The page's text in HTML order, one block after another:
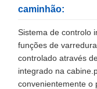
caminhão:
Sistema de controlo
funções de
controlado através
integrado na
convenientemente o